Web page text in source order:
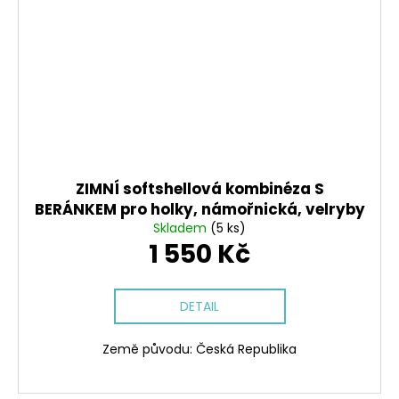
ZIMNÍ softshellová kombinéza S
BERÁNKEM pro holky, námořnická, velryby
Skladem (5 ks)
1 550 Kč
DETAIL
Země původu: Česká Republika